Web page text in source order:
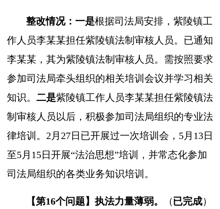
整改情况：一是根据司法局安排，紫陵镇工
作人员李某某担任紫陵镇法制审核人员。已通知
李某某，其为紫陵镇法制审核人员。需按照要求
参加司法局牵头组织的相关培训会议并学习相关
知识。 二是紫陵镇工作人员李某某担任紫陵镇法
制审核人员以后，积极参加司法局组织的专业法
律培训。2月27日已开展过一次培训会，5月13日
至5月15日开展“法治思想”培训，并常态化参加
司法局组织的各类业务知识培训。
【第16个问题】执法力量薄弱。 （已完成）